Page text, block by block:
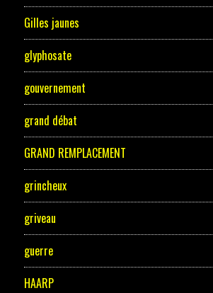
Gilles jaunes
glyphosate
gouvernement
grand débat
GRAND REMPLACEMENT
grincheux
griveau
guerre
HAARP